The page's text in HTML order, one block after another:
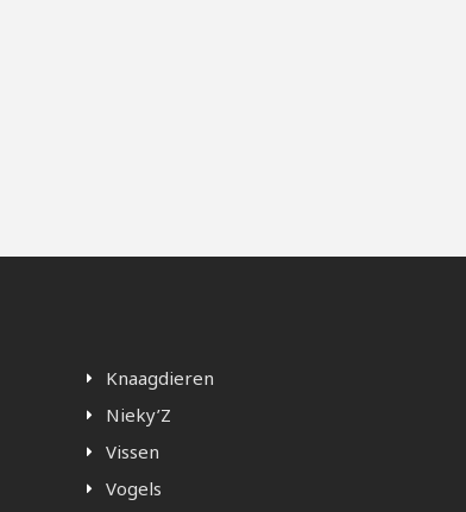
Knaagdieren
Nieky’Z
Vissen
Vogels